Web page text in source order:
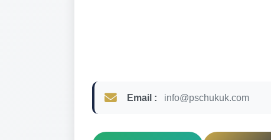
Email : info@pschukuk.com